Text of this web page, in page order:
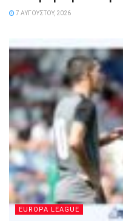
7 ΑΥΓΟΎΣΤΟΥ, 2026
EUROPA LEAGUE